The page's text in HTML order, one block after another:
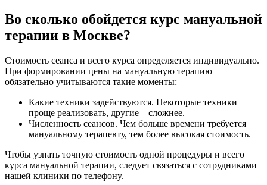
Во сколько обойдется курс мануальной
терапии в Москве?
Стоимость сеанса и всего курса определяется индивидуально.
При формировании цены на мануальную терапию
обязательно учитываются такие моменты:
Какие техники задействуются. Некоторые техники
проще реализовать, другие – сложнее.
Численность сеансов. Чем больше времени требуется
мануальному терапевту, тем более высокая стоимость.
Чтобы узнать точную стоимость одной процедуры и всего
курса мануальной терапии, следует связаться с сотрудниками
нашей клиники по телефону.